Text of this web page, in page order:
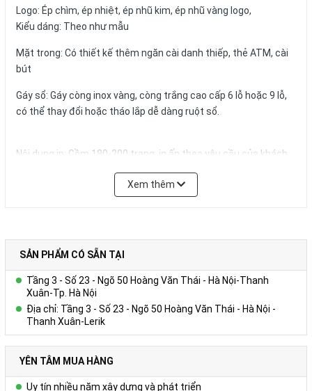
Logo: Ép chìm, ép nhiệt, ép nhũ kim, ép nhũ vàng logo,
Kiểu dáng: Theo như mẫu
Mặt trong: Có thiết kế thêm ngăn cài danh thiếp, thẻ ATM, cài
bút
Gáy sổ: Gáy còng inox vàng, còng trắng cao cấp 6 lỗ hoặc 9 lỗ,
có thể thay đổi hoặc tháo lắp dễ dàng ruột sổ.
Nội dung in: Gồm 180-200 trang, in ấn theo yêu cầu của khách
Quy cách in thông thường:
trắng hoặc ngà vàng, có thể in logo, website,hotline tên tổ
+ Kích thước trang giấy in: 14.5x20.6cm
Số lượng và màu sắc của giấy hay mẫu mã của sản phẩm có thể
được đặt theo yêu cầu của khách hàng.
Xem thêm
SẢN PHẨM CÓ SẴN TẠI
Tầng 3 - Số 23 - Ngõ 50 Hoàng Văn Thái - Hà Nội-Thanh
Xuân-Tp. Hà Nội
Địa chỉ: Tầng 3 - Số 23 - Ngõ 50 Hoàng Văn Thái - Hà Nội -
Thanh Xuân-Lerik
YÊN TÂM MUA HÀNG
Uy tín nhiều năm xây dựng và phát triển